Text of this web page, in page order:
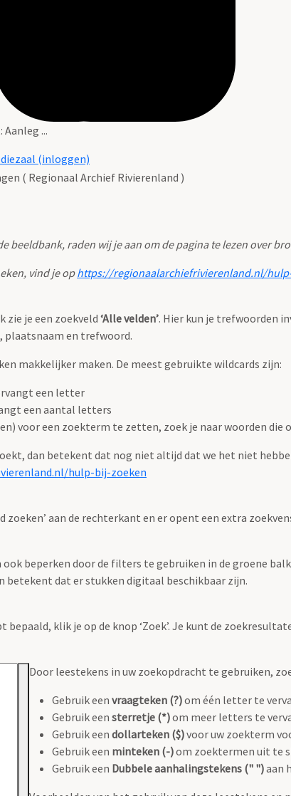
...
(inloggen)
( Regionaal Archief Rivierenland )
beeldbank, raden wij je aan om de pagina te lezen over
vind je ophttps://regionaalarchiefrivierenland.nl/
zie je een zoekveld ‘Alle velden’. Hier kun je trefwoorden
plaatsnaam en trefwoord.
makkelijker maken. De meest gebruikte wildcards zijn:
een letter
een aantal letters
voor een zoekterm te zetten, zoek je naar woorden die
dan betekent dat nog niet altijd dat we het niet
hulp-bij-zoeken
aan de rechterkant en er opent een extra
beperken door de filters te gebruiken in de groene balk
betekent dat er stukken digitaal beschikbaar zijn.
bepaald, klik je op de knop ‘Zoek’. Je kunt de
Door leestekens in uw zoekopdracht te gebruiken,
Gebruik een vraagteken (?)om één letter te
Gebruik een sterretje (*)om meer letters te
Gebruik een dollarteken ($)voor uw zoekterm
Gebruik een minteken (-)om zoektermen uit te
Gebruik een Dubbele aanhalingstekens (" ")aan